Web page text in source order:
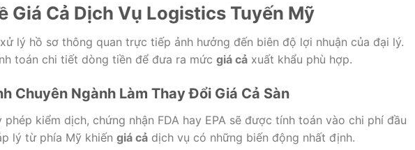
Giá Cả Dịch Vụ Logistics Tuyến Mỹ
lý hồ sơ thông quan trực tiếp ảnh hưởng đến biên độ lợi nhuận của đại lý.
toán chi tiết dòng tiền để đưa ra mức giá cả xuất khẩu phù hợp.
Chuyên Ngành Làm Thay Đổi Giá Cả Sàn
phép kiểm dịch, chứng nhận FDA hay EPA sẽ được tính toán vào chi phí đầu
lý từ phía Mỹ khiến giá cả dịch vụ có những biến động nhất định.